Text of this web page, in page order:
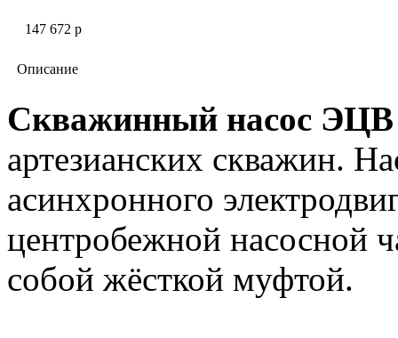
147 672 p
Описание
Скважинный насос ЭЦВ
артезианских скважин.
асинхронного
центробежной наcосной
собой жёсткой муфтой.